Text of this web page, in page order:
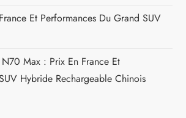
Et Performances Du Grand SUV
Max : Prix En France Et
Hybride Rechargeable Chinois